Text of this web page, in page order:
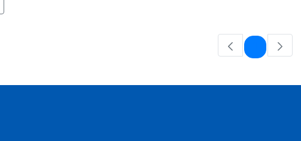
Pagina